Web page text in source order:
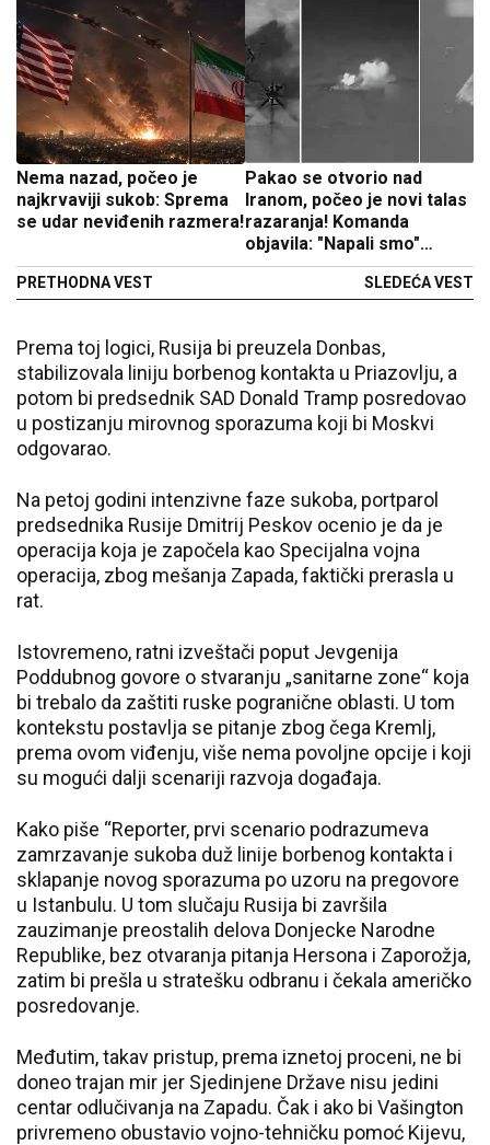
Nema nazad, počeo je
najkrvaviji sukob: Sprema
se udar neviđenih razmera!
PRETHODNA VEST
Pakao se otvorio nad
Iranom, počeo je novi talas
razaranja! Komanda
objavila: "Napali smo"
(FOTO/VIDEO)
SLEDEĆA VEST
Prema toj logici, Rusija bi preuzela Donbas,
stabilizovala liniju borbenog kontakta u Priazovlju, a
potom bi predsednik SAD Donald Tramp posredovao
u postizanju mirovnog sporazuma koji bi Moskvi
odgovarao.
Na petoj godini intenzivne faze sukoba, portparol
predsednika Rusije Dmitrij Peskov ocenio je da je
operacija koja je započela kao Specijalna vojna
operacija, zbog mešanja Zapada, faktički prerasla u
rat.
Istovremeno, ratni izveštači poput Jevgenija
Poddubnog govore o stvaranju „sanitarne zone“ koja
bi trebalo da zaštiti ruske pogranične oblasti. U tom
kontekstu postavlja se pitanje zbog čega Kremlj,
prema ovom viđenju, više nema povoljne opcije i koji
su mogući dalji scenariji razvoja događaja.
Kako piše “Reporter, prvi scenario podrazumeva
zamrzavanje sukoba duž linije borbenog kontakta i
sklapanje novog sporazuma po uzoru na pregovore
u Istanbulu. U tom slučaju Rusija bi završila
zauzimanje preostalih delova Donjecke Narodne
Republike, bez otvaranja pitanja Hersona i Zaporožja,
zatim bi prešla u stratešku odbranu i čekala američko
posredovanje.
Međutim, takav pristup, prema iznetoj proceni, ne bi
doneo trajan mir jer Sjedinjene Države nisu jedini
centar odlučivanja na Zapadu. Čak i ako bi Vašington
privremeno obustavio vojno-tehničku pomoć Kijevu,